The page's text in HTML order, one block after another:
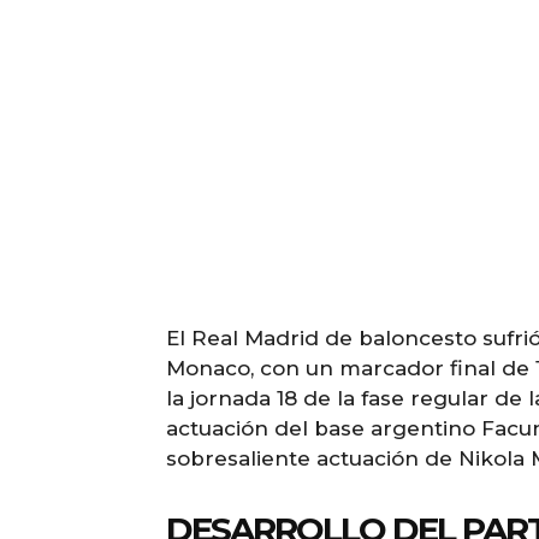
El Real Madrid de baloncesto
Monaco, con un marcador final
la jornada 18 de la fase regular de
actuación del base argentino
sobresaliente actuación de
DESARROLLO DEL